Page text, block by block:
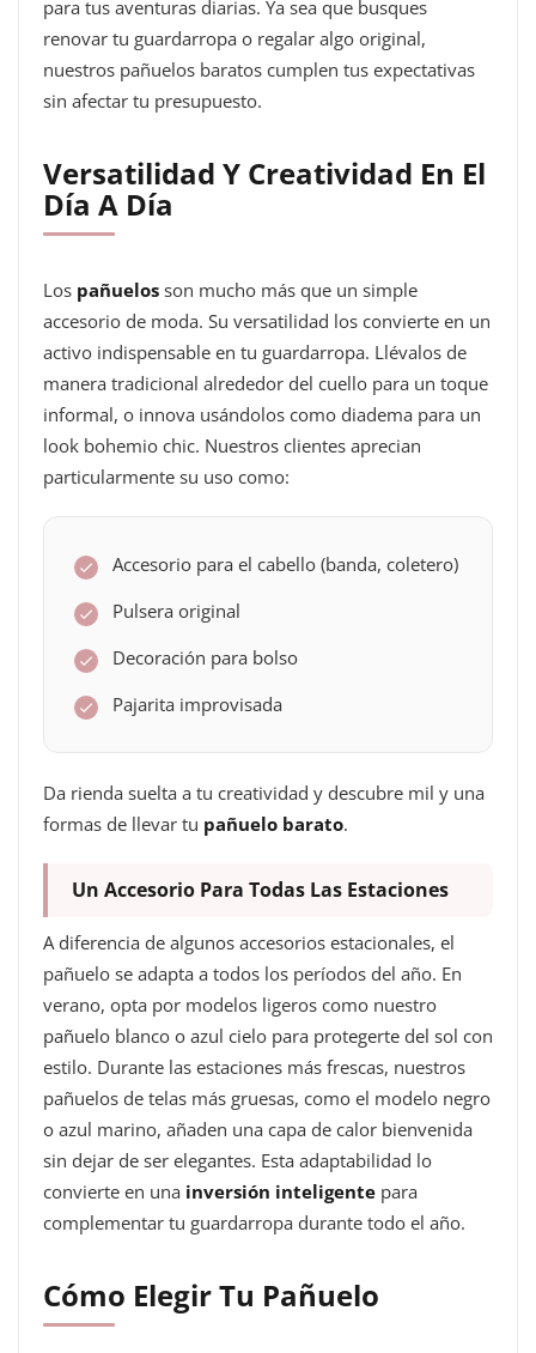
para tus aventuras diarias. Ya sea que busques
renovar tu guardarropa o regalar algo original,
nuestros pañuelos baratos cumplen tus expectativas
sin afectar tu presupuesto.
Versatilidad Y Creatividad En El
Día A Día
Los pañuelos son mucho más que un simple
accesorio de moda. Su versatilidad los convierte en un
activo indispensable en tu guardarropa. Llévalos de
manera tradicional alrededor del cuello para un toque
informal, o innova usándolos como diadema para un
look bohemio chic. Nuestros clientes aprecian
particularmente su uso como:
Accesorio para el cabello (banda, coletero)
Pulsera original
Decoración para bolso
Pajarita improvisada
Da rienda suelta a tu creatividad y descubre mil y una
formas de llevar tu pañuelo barato.
Un Accesorio Para Todas Las Estaciones
A diferencia de algunos accesorios estacionales, el
pañuelo se adapta a todos los períodos del año. En
verano, opta por modelos ligeros como nuestro
pañuelo blanco o azul cielo para protegerte del sol con
estilo. Durante las estaciones más frescas, nuestros
pañuelos de telas más gruesas, como el modelo negro
o azul marino, añaden una capa de calor bienvenida
sin dejar de ser elegantes. Esta adaptabilidad lo
convierte en una inversión inteligente para
complementar tu guardarropa durante todo el año.
Cómo Elegir Tu Pañuelo